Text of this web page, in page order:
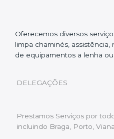
Oferecemos diversos
limpa chaminés, assistência,
de equipamentos a lenha ou
DELEGAÇÕES
Prestamos Serviços por
incluindo Braga, Porto,